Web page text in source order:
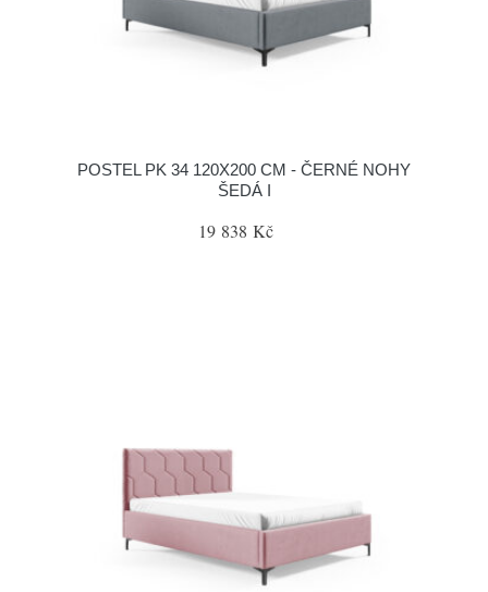
POSTEL PK 34 120X200 CM - ČERNÉ NOHY
ŠEDÁ I
19 838 Kč